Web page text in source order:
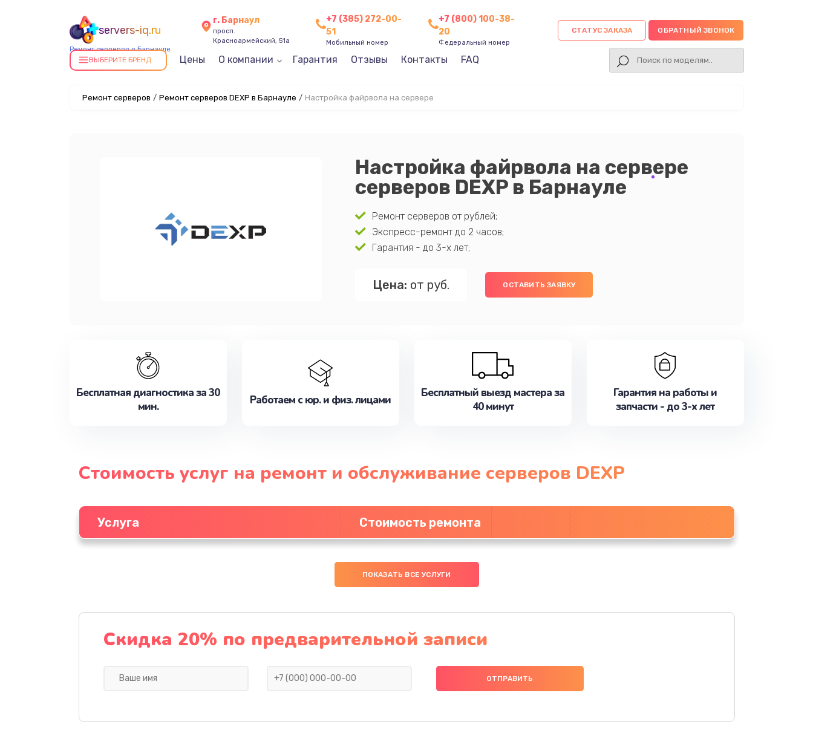
servers-iq.ru
Ремонт серверов в Барнауле
г. Барнаул
просп.
Красноармейский, 51а
+7 (385) 272-00-
51
Мобильный номер
+7 (800) 100-38-
20
Федеральный номер
СТАТУС ЗАКАЗА ОБРАТНЫЙ ЗВОНОК
ВЫБЕРИТЕ БРЕНД Цены О компании Гарантия Отзывы Контакты FAQ
Ремонт серверов / Ремонт серверов DEXP в Барнауле / Настройка файрвола на сервере
Настройка файрвола на сервере
серверов DEXP в Барнауле
Ремонт серверов от рублей;
Экспресс-ремонт до 2 часов;
Гарантия - до 3-х лет;
Цена: от руб. ОСТАВИТЬ ЗАЯВКУ
Бесплатная диагностика за 30
мин.
Работаем с юр. и физ. лицами
Бесплатный выезд мастера за
40 минут
Гарантия на работы и
запчасти - до 3-х лет
Стоимость услуг на ремонт и обслуживание серверов DEXP
Услуга Стоимость ремонта
ПОКАЗАТЬ ВСЕ УСЛУГИ
Скидка 20% по предварительной записи